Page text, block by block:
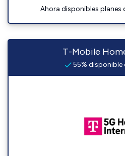
Ahora disponibles
T-Mobile
55% disponible